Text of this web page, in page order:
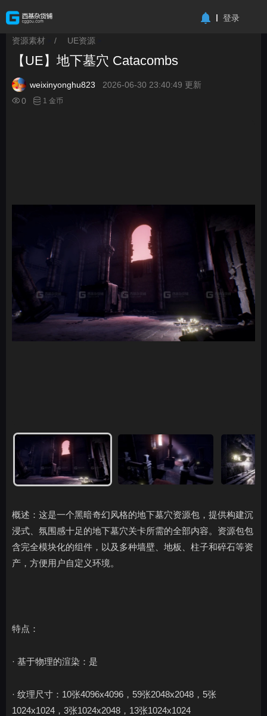
登录
资源素材 / UE资源
【UE】地下墓穴 Catacombs
weixinyonghu823
2026-06-30 23:40:49 更新
0
1 金币
概述：这是一个黑暗奇幻风格的地下墓穴资源包，提供构建沉
浸式、氛围感十足的地下墓穴关卡所需的全部内容。资源包包
含完全模块化的组件，以及多种墙壁、地板、柱子和碎石等资
产，方便用户自定义环境。
特点：
· 基于物理的渲染：是
· 纹理尺寸：10张4096x4096，59张2048x2048，5张
1024x1024，3张1024x2048，13张1024x1024